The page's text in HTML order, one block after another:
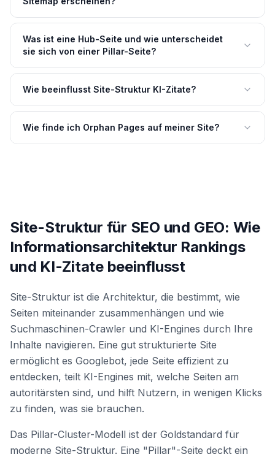
Was ist eine Hub-Seite und wie unterscheidet
sie sich von einer Pillar-Seite?
Wie beeinflusst Site-Struktur KI-Zitate?
Wie finde ich Orphan Pages auf meiner Site?
Site-Struktur für SEO und GEO: Wie
Informationsarchitektur Rankings
und KI-Zitate beeinflusst
Site-Struktur ist die Architektur, die bestimmt, wie
Seiten miteinander zusammenhängen und wie
Suchmaschinen-Crawler und KI-Engines durch Ihre
Inhalte navigieren. Eine gut strukturierte Site
ermöglicht es Googlebot, jede Seite effizient zu
entdecken, teilt KI-Engines mit, welche Seiten am
autoritärsten sind, und hilft Nutzern, in wenigen Klicks
zu finden, was sie brauchen.
Das Pillar-Cluster-Modell ist der Goldstandard für
moderne Site-Struktur. Eine "Pillar"-Seite deckt ein